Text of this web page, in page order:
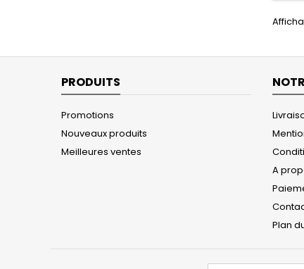
PRODUITS
Promotions
Nouveaux produits
Meilleures ventes
A
Plan